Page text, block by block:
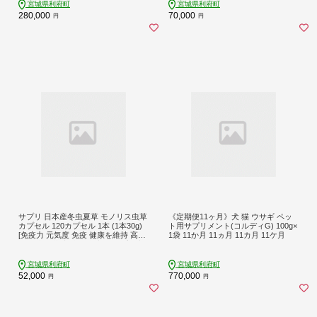
宮城県利府町
280,000 円
宮城県利府町
70,000 円
サプリ 日本産冬虫夏草 モノリス虫草
カプセル 120カプセル 1本 (1本30g)
[免疫力 元気度 免疫 健康を維持 高め
宮城県利府町
52,000 円
《定期便11ヶ月》犬 猫 ウサギ ペッ
ト用サプリメント(コルディG) 100g×
1袋 11か月 11ヵ月 11カ月 11ケ月
宮城県利府町
770,000 円